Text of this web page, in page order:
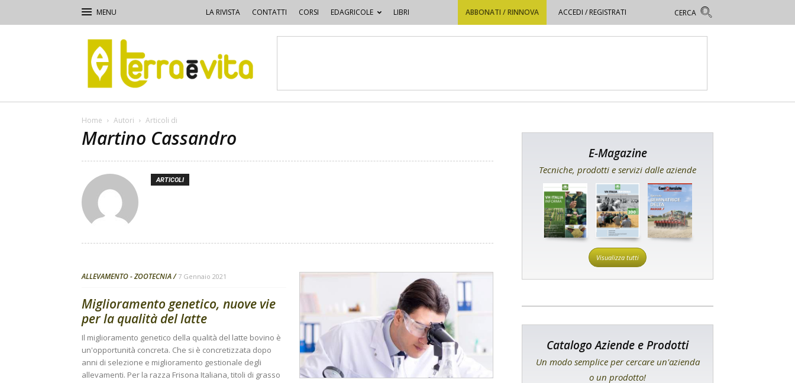
LA RIVISTA CONTATTI CORSI EDAGRICOLE LIBRI ABBONATI / RINNOVA ACCEDI / REGISTRATI
Terra
e
Vita
Home Autori Articoli di
Martino Cassandro
ARTICOLI
ALLEVAMENTO - ZOOTECNIA 7 Gennaio 2021
Miglioramento genetico, nuove vie
per la qualità del latte
Il miglioramento genetico della qualità del latte bovino è
un'opportunità concreta. Che si è concretizzata dopo
anni di selezione e miglioramento gestionale degli
allevamenti. Per la razza Frisona Italiana, titoli di grasso
E-Magazine
Tecniche, prodotti e servizi dalle aziende
Visualizza tutti
Catalogo Aziende e Prodotti
Un modo semplice per cercare un'azienda
o un prodotto!